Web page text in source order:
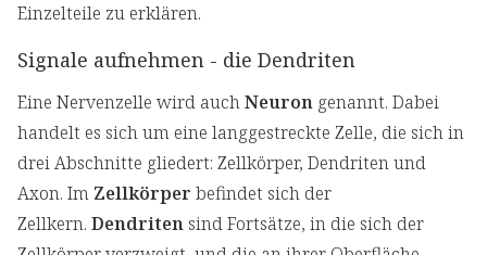
Einzelteile zu erklären.
Signale aufnehmen - die Dendriten
Eine Nervenzelle wird auchNeuron genannt. Dabei
handelt es sich um eine langgestreckte Zelle, die sich in
drei Abschnitte gliedert: Zellkörper, Dendriten und
Axon. Im Zellkörper befindet sich der
Zellkern. Dendriten sind Fortsätze, in die sich der